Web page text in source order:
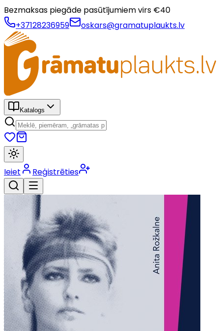
Bezmaksas piegāde pasūtījumiem virs €40
+37128236959
oskars@gramatuplaukts.lv
Katalogs
Ieiet Reģistrēties